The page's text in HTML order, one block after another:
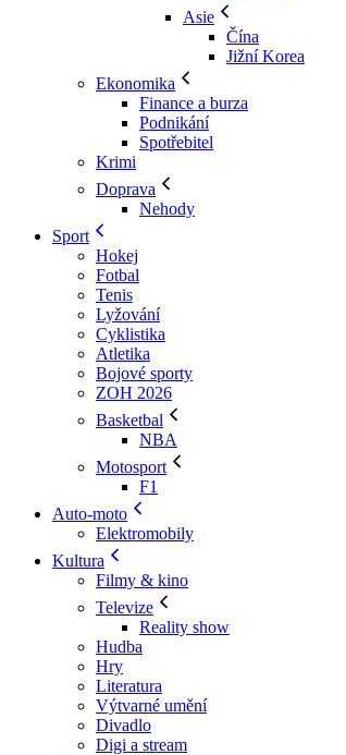
Asie
Čína
Jižní Korea
Ekonomika
Finance a burza
Podnikání
Spotřebitel
Krimi
Doprava
Nehody
Sport
Hokej
Fotbal
Tenis
Lyžování
Cyklistika
Atletika
Bojové sporty
ZOH 2026
Basketbal
NBA
Motosport
F1
Auto-moto
Elektromobily
Kultura
Filmy & kino
Televize
Reality show
Hudba
Hry
Literatura
Výtvarné umění
Divadlo
Digi a stream